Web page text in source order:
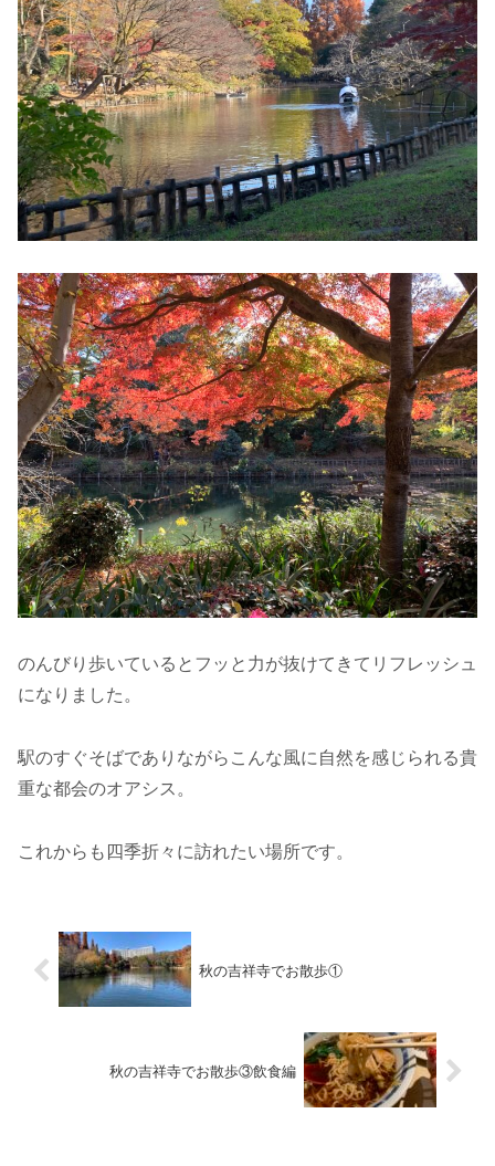
のんびり歩いているとフッと力が抜けてきてリフレッシュ
になりました。
駅のすぐそばでありながらこんな風に自然を感じられる貴
重な都会のオアシス。
これからも四季折々に訪れたい場所です。
秋の吉祥寺でお散歩①
秋の吉祥寺でお散歩③飲食編